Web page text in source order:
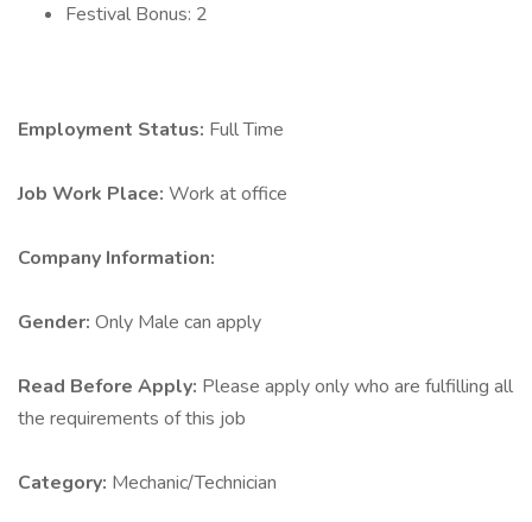
Festival Bonus: 2
Employment Status: Full Time
Job Work Place: Work at office
Company Information:
Gender: Only Male can apply
Read Before Apply: Please apply only who are fulfilling all
the requirements of this job
Category: Mechanic/Technician